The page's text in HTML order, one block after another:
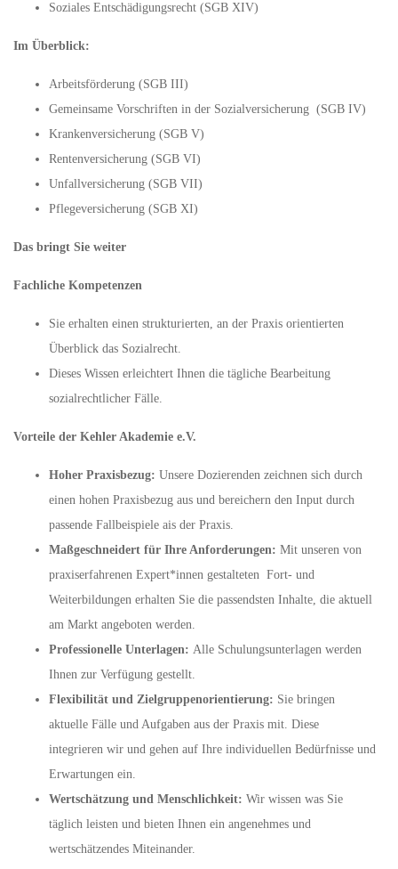
Soziales Entschädigungsrecht (SGB XIV)
Im Überblick:
Arbeitsförderung (SGB III)
Gemeinsame Vorschriften in der Sozialversicherung (SGB IV)
Krankenversicherung (SGB V)
Rentenversicherung (SGB VI)
Unfallversicherung (SGB VII)
Pflegeversicherung (SGB XI)
Das bringt Sie weiter
Fachliche Kompetenzen
Sie erhalten einen strukturierten, an der Praxis orientierten
Überblick das Sozialrecht.
Dieses Wissen erleichtert Ihnen die tägliche Bearbeitung
sozialrechtlicher Fälle.
Vorteile der Kehler Akademie e.V.
Hoher Praxisbezug: Unsere Dozierenden zeichnen sich durch
einen hohen Praxisbezug aus und bereichern den Input durch
passende Fallbeispiele ais der Praxis.
Maßgeschneidert für Ihre Anforderungen: Mit unseren von
praxiserfahrenen Expert*innen gestalteten Fort- und
Weiterbildungen erhalten Sie die passendsten Inhalte, die aktuell
am Markt angeboten werden.
Professionelle Unterlagen: Alle Schulungsunterlagen werden
Ihnen zur Verfügung gestellt.
Flexibilität und Zielgruppenorientierung: Sie bringen
aktuelle Fälle und Aufgaben aus der Praxis mit. Diese
integrieren wir und gehen auf Ihre individuellen Bedürfnisse und
Erwartungen ein.
Wertschätzung und Menschlichkeit: Wir wissen was Sie
täglich leisten und bieten Ihnen ein angenehmes und
wertschätzendes Miteinander.